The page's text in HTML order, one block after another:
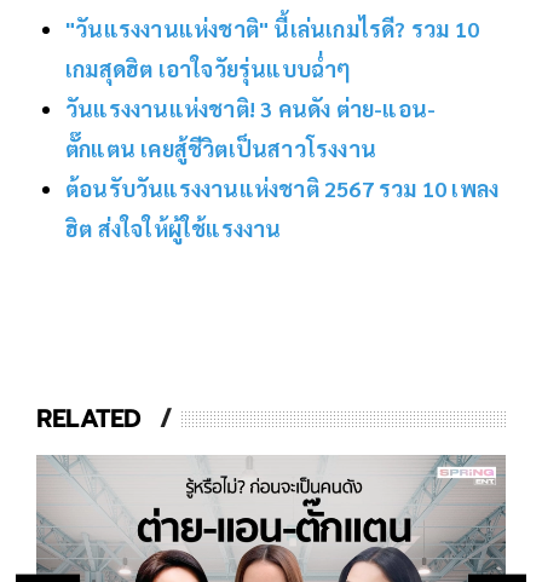
"วันแรงงานแห่งชาติ" นี้เล่นเกมไรดี? รวม 10
เกมสุดฮิต เอาใจวัยรุ่นแบบฉ่ำๆ
วันแรงงานแห่งชาติ! 3 คนดัง ต่าย-แอน-
ตั๊กแตน เคยสู้ชีวิตเป็นสาวโรงงาน
ต้อนรับวันแรงงานแห่งชาติ 2567 รวม 10 เพลง
ฮิต ส่งใจให้ผู้ใช้แรงงาน
RELATED